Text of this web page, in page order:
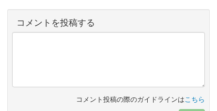
コメントを投稿する
コメント投稿の際のガイドラインはこちら